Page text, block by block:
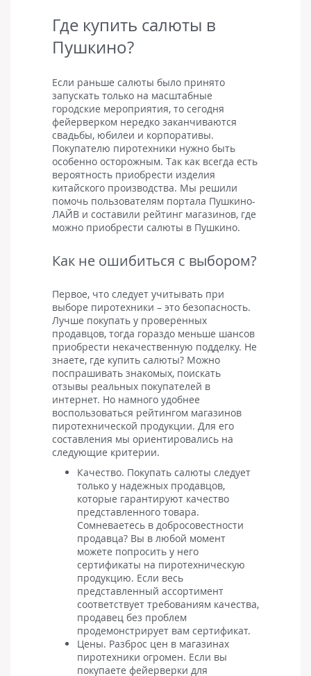
Где купить салюты в
Пушкино?
Если раньше салюты было принято
запускать только на масштабные
городские мероприятия, то сегодня
фейерверком нередко заканчиваются
свадьбы, юбилеи и корпоративы.
Покупателю пиротехники нужно быть
особенно осторожным. Так как всегда есть
вероятность приобрести изделия
китайского производства. Мы решили
помочь пользователям портала Пушкино-
ЛАЙВ и составили рейтинг магазинов, где
можно приобрести салюты в Пушкино.
Как не ошибиться с выбором?
Первое, что следует учитывать при
выборе пиротехники – это безопасность.
Лучше покупать у проверенных
продавцов, тогда гораздо меньше шансов
приобрести некачественную подделку. Не
знаете, где купить салюты? Можно
поспрашивать знакомых, поискать
отзывы реальных покупателей в
интернет. Но намного удобнее
воспользоваться рейтингом магазинов
пиротехнической продукции. Для его
составления мы ориентировались на
следующие критерии.
Качество. Покупать салюты следует
только у надежных продавцов,
которые гарантируют качество
представленного товара.
Сомневаетесь в добросовестности
продавца? Вы в любой момент
можете попросить у него
сертификаты на пиротехническую
продукцию. Если весь
представленный ассортимент
соответствует требованиям качества,
продавец без проблем
продемонстрирует вам сертификат.
Цены. Разброс цен в магазинах
пиротехники огромен. Если вы
покупаете фейерверки для